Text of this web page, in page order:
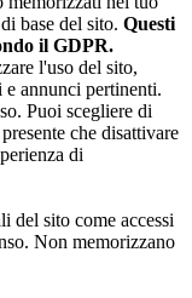
base del sito. Questi
il GDPR.
l'uso del sito,
e annunci pertinenti.
Puoi scegliere di
che disattivare
di
del sito come accessi
Non memorizzano